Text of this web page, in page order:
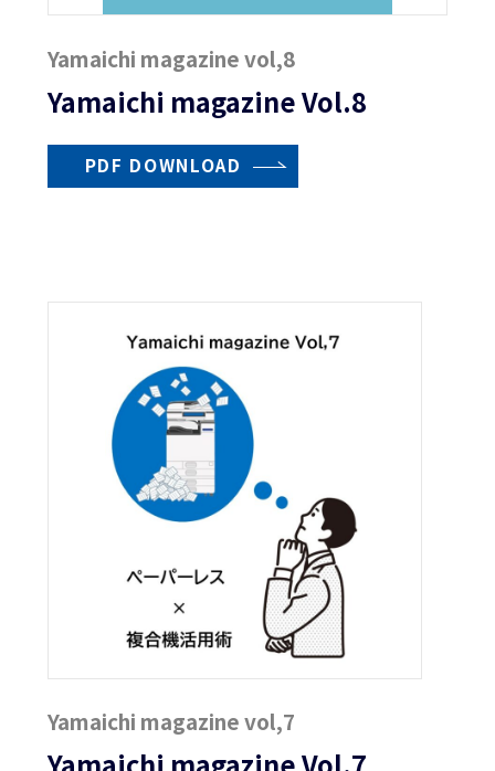
Yamaichi magazine vol,8
Yamaichi magazine Vol.8
PDF DOWNLOAD
Yamaichi magazine vol,7